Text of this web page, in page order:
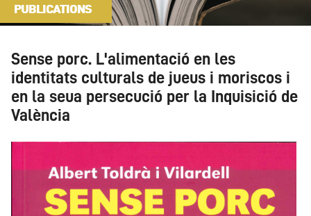
PUBLICATIONS
Sense porc. L'alimentació en les
identitats culturals de jueus i moriscos i
en la seua persecució per la Inquisició de
València